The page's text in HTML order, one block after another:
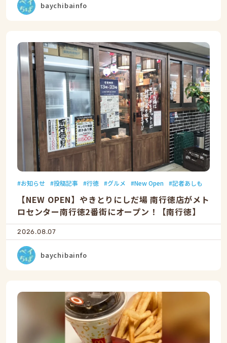
baychibainfo
お知らせ 投稿記事 行徳 グルメ New Open 記者あしも
【NEW OPEN】やきとりにしだ場 南行徳店がメト
ロセンター南行徳2番街にオープン！【南行徳】
2026.08.07
baychibainfo